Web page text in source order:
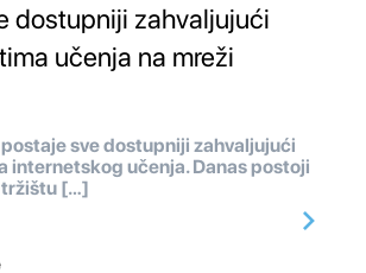
dostupniji zahvaljujući
učenja na mreži
sve dostupniji zahvaljujući
internetskog učenja. Danas postoji
tržištu […]